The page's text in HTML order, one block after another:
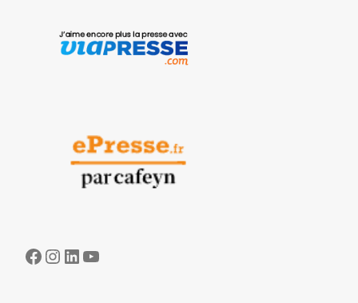
Facebook
Instagram
LinkedIn
YouTube